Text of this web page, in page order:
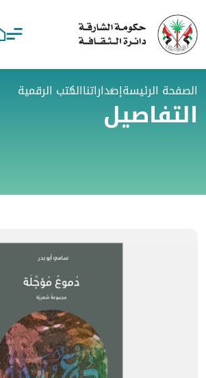
الصفحة الرئيسةإصداراتناالكتب الرقمية
التفاصيل